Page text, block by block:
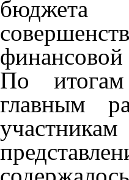
По итогам
главным